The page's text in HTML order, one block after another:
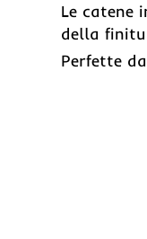
Le catene
della
Perfette